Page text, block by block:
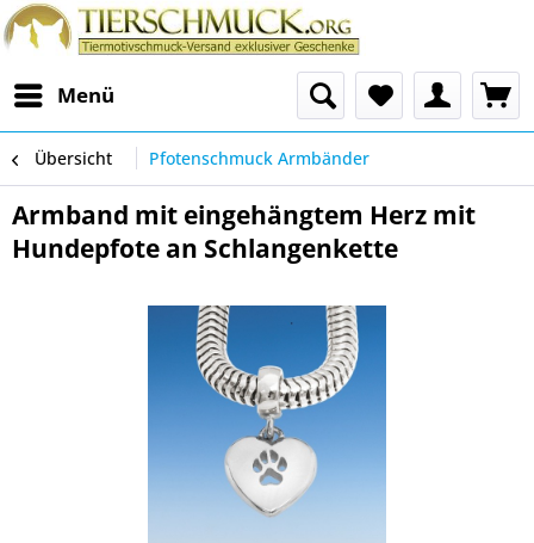
Menü
Übersicht Pfotenschmuck Armbänder
Armband mit eingehängtem Herz mit
Hundepfote an Schlangenkette